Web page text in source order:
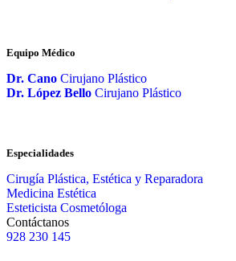
Equipo Médico
Dr. Cano Cirujano Plástico
Dr. López Bello Cirujano Plástico
Especialidades
Cirugía Plástica, Estética y Reparadora
Medicina Estética
Esteticista Cosmetóloga
Contáctanos
928 230 145